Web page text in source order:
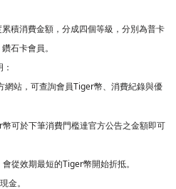
積消費金額，分成四個等級，分別為普卡
石卡會員。
網站，可查詢會員Tiger幣、消費紀錄與優
幣可於下筆消費門檻達官方公告之金額即可
會從效期最短的Tiger幣開始折抵。
金。